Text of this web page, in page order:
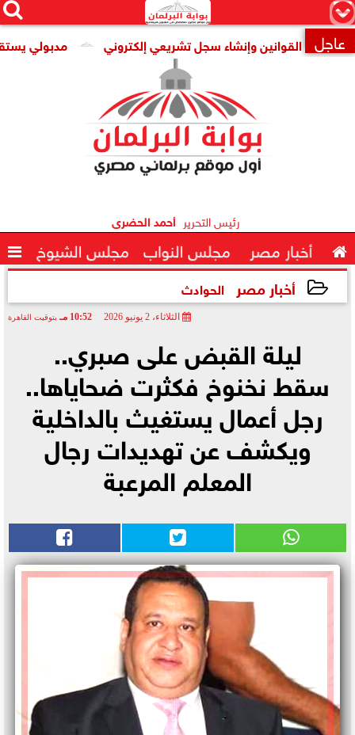
×


 عاجل مدبولي يستقبل القوانين وإنشاء سجل تشريعي إلكتروني
رئيس التحرير أحمد الحضرى
 أخبار مصر مجلس النواب مجلس الشيوخ 
أخبار مصر الحوادث
الثلاثاء، 2 يونيو 2026 10:52 مـ بتوقيت القاهرة
ليلة القبض على صبري..
سقط نخنوخ فكثرت ضحاياها..
رجل أعمال يستغيث بالداخلية
ويكشف عن تهديدات رجال
المعلم المرعبة